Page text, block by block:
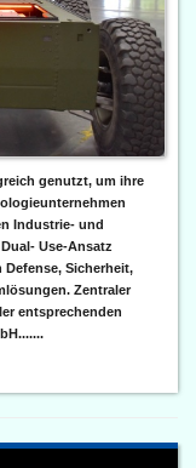
genutzt, um ihre
Industrie- und
Use-Ansatz
Sicherheit,
Zentraler
entsprechenden